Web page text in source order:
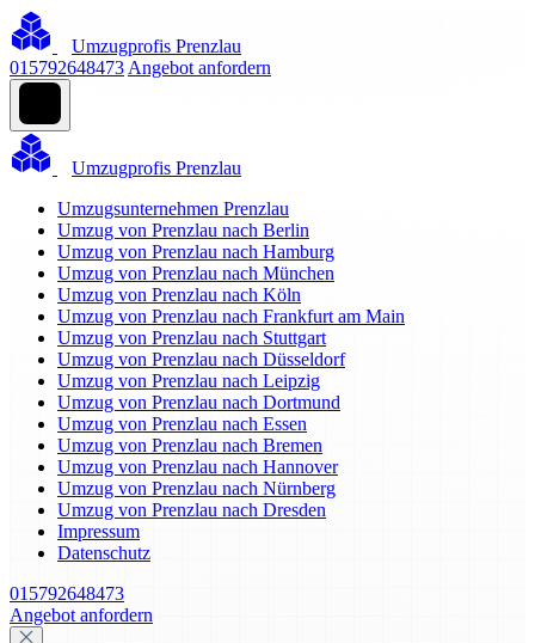
Umzugprofis Prenzlau
015792648473 Angebot anfordern
Umzugprofis Prenzlau
Umzugsunternehmen Prenzlau
Umzug von Prenzlau nach Berlin
Umzug von Prenzlau nach Hamburg
Umzug von Prenzlau nach München
Umzug von Prenzlau nach Köln
Umzug von Prenzlau nach Frankfurt am Main
Umzug von Prenzlau nach Stuttgart
Umzug von Prenzlau nach Düsseldorf
Umzug von Prenzlau nach Leipzig
Umzug von Prenzlau nach Dortmund
Umzug von Prenzlau nach Essen
Umzug von Prenzlau nach Bremen
Umzug von Prenzlau nach Hannover
Umzug von Prenzlau nach Nürnberg
Umzug von Prenzlau nach Dresden
Impressum
Datenschutz
015792648473
Angebot anfordern